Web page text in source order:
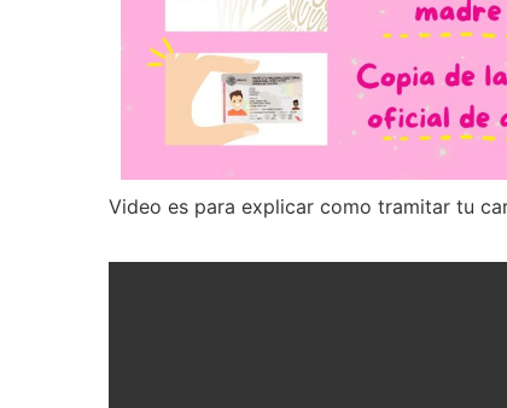
Video es para explicar como tramitar tu